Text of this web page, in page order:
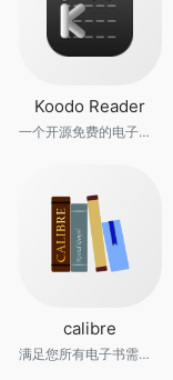
Koodo Reader
一个开源免费的电子书阅读器
calibre
满足您所有电子书需求的一站式解决方案。全面的电子书软件